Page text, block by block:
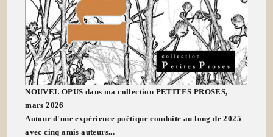
NOUVEL OPUS dans ma collection PETITES PROSES,
mars 2026
Autour d'une expérience poétique conduite au long de 2025
avec cinq amis auteurs...